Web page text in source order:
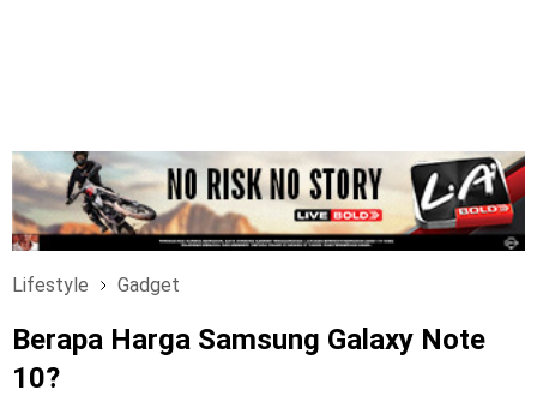
Lifestyle Gadget
Berapa Harga Samsung Galaxy Note
10?